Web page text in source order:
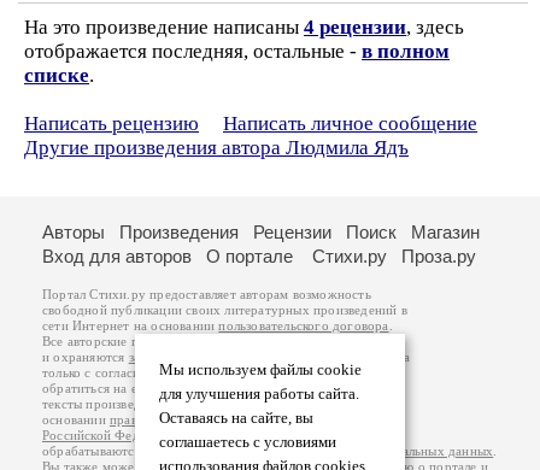
На это произведение написаны 4 рецензии, здесь
отображается последняя, остальные - в полном
списке.
Написать рецензию
Написать личное сообщение
Другие произведения автора Людмила Ядъ
Мы используем файлы cookie
для улучшения работы сайта.
Оставаясь на сайте, вы
соглашаетесь с условиями
использования файлов cookies.
Авторы Произведения Рецензии Поиск
Магазин
Вход для авторов
О портале Стихи.ру Проза.ру
Портал Стихи.ру предоставляет авторам возможность
свободной публикации своих литературных произведений в
сети Интернет на основаниипользовательского договора
Все авторские права на произведения принадлежат авторам
и охраняются законом
. Перепечатка произведений возможна
только с согласия его автора, к которому вы можете
обратиться на его авторской странице. Ответственность за
тексты произведений авторы несут самостоятельно на
основанииправил публикацииизаконодательства
Российской Федерации
обрабатываются на основанииПолитики обработки персональных данных
Вы также можете посмотреть более подробнуюинформацию о портале и